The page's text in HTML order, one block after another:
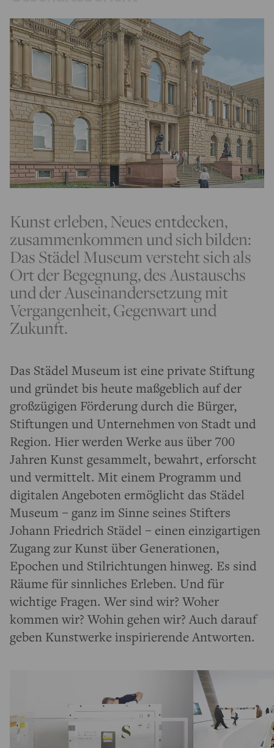
Kunst erleben, Neues entdecken,
zusammenkommen und sich bilden:
Das Städel Museum versteht sich als
Ort der Begegnung, des Austauschs
und der Auseinandersetzung mit
Vergangenheit, Gegenwart und
Zukunft.
Das Städel Museum ist eine private Stiftung
und gründet bis heute maßgeblich auf der
großzügigen Förderung durch die Bürger,
Stiftungen und Unternehmen von Stadt und
Region. Hier werden Werke aus über 700
Jahren Kunst gesammelt, bewahrt, erforscht
und vermittelt. Mit einem Programm und
digitalen Angeboten ermöglicht das Städel
Museum – ganz im Sinne seines Stifters
Johann Friedrich Städel – einen einzigartigen
Zugang zur Kunst über Generationen,
Epochen und Stilrichtungen hinweg. Es sind
Räume für sinnliches Erleben. Und für
wichtige Fragen. Wer sind wir? Woher
kommen wir? Wohin gehen wir? Auch darauf
geben Kunstwerke inspirierende Antworten.